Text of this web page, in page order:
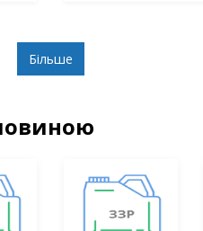
Більше